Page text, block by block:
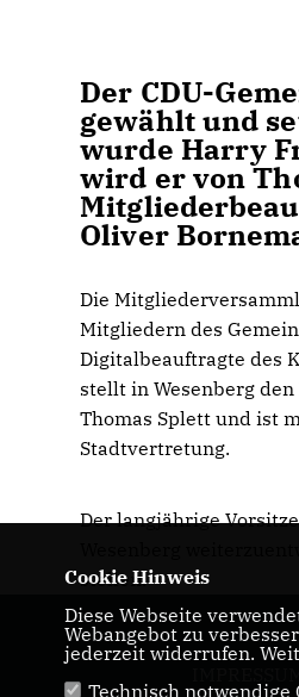
Der CDU-
gewählt und
wurde Harry
wird er von
Oliver
Die
Mitgliedern des
Digitalbeauftragte des
stellt in Wesenberg
Thomas Splett und ist
Stadtvertretung.
Der langjährige
stellen.
Cookie Hinweis
Diese Webseite
Webangebot zu
jederzeit widerrufen.
Technisch notwendige